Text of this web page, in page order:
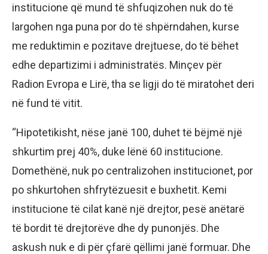
institucione që mund të shfuqizohen nuk do të
largohen nga puna por do të shpërndahen, kurse
me reduktimin e pozitave drejtuese, do të bëhet
edhe departizimi i administratës. Minçev për
Radion Evropa e Lirë, tha se ligji do të miratohet deri
në fund të vitit.
“Hipotetikisht, nëse janë 100, duhet të bëjmë një
shkurtim prej 40%, duke lënë 60 institucione.
Domethënë, nuk po centralizohen institucionet, por
po shkurtohen shfrytëzuesit e buxhetit. Kemi
institucione të cilat kanë një drejtor, pesë anëtarë
të bordit të drejtorëve dhe dy punonjës. Dhe
askush nuk e di për çfarë qëllimi janë formuar. Dhe